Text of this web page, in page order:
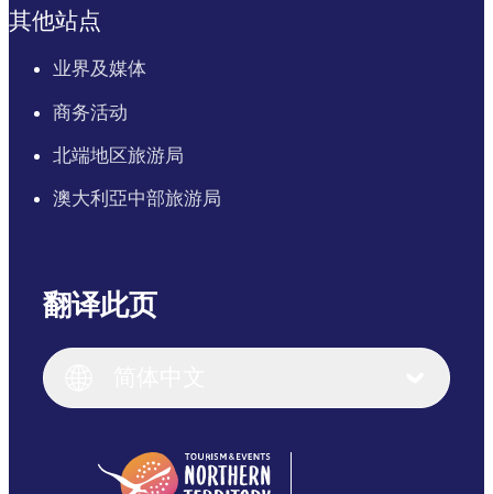
其他站点
业界及媒体
商务活动
北端地区旅游局
澳大利亞中部旅游局
翻译此页
English (US)
English
(Singapore)